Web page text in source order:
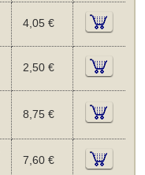
4,05 €
2,50 €
8,75 €
7,60 €